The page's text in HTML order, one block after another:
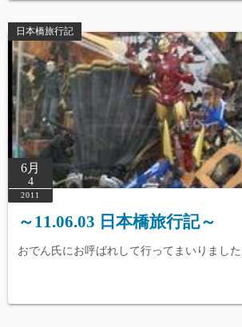
日本橋旅行記
6月
4
2011
～11.06.03 日本橋旅行記～
おでん氏にお呼ばれして行ってまいりまし